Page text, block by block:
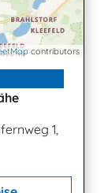
contributors
1,